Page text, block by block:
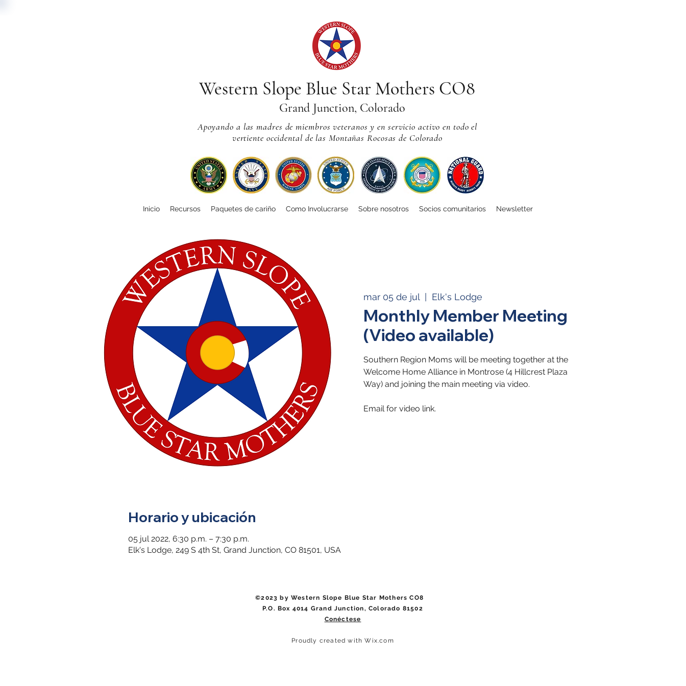
Western Slope Blue Star Mothers CO8
Grand Junction, Colorado
Apoyando a las madres de miembros veteranos y en servicio activo en todo el
vertiente occidental de las Montañas Rocosas de Colorado
Inicio Recursos Paquetes de cariño Como Involucrarse Sobre nosotros Socios comunitarios Newsletter
mar 05 de jul Elk's Lodge
Monthly Member Meeting
(Video available)
Southern Region Moms will be meeting together at the
Welcome Home Alliance in Montrose (4 Hillcrest Plaza
Way) and joining the main meeting via video.
Email for video link.
Horario y ubicación
05 jul 2022, 6:30 p.m. – 7:30 p.m.
Elk's Lodge, 249 S 4th St, Grand Junction, CO 81501, USA
©2023 by Western Slope Blue Star Mothers CO8
P.O. Box 4014 Grand Junction, Colorado 81502
Conéctese
Proudly created with Wix.com